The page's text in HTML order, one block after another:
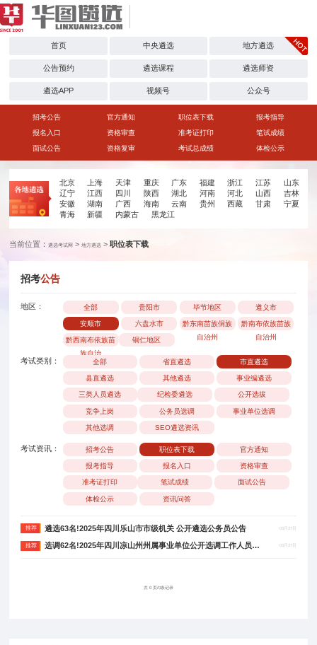
首页 中央遴选 地方遴选
公告预约 遴选课程 遴选师资
遴选APP 视频号 公众号
招考公告 官方通知 职位表下载
报考指导
报名入口
资格审查 准考证打印
笔试成绩
面试公告
资格复审 考试总成绩 体检公示
北京 上海 天津 重庆 广东 福建 浙江 江苏
山东
辽宁
江西 四川 陕西 湖北 河南 河北 山西
吉林
安徽
湖南 广西 海南 云南 贵州 西藏 甘肃
宁夏
青海
新疆 内蒙古 黑龙江
当前位置：遴选考试网 >地方遴选 >职位表下载
招考公告
地区： 全部 贵阳市 毕节地区 遵义市
安顺市 六盘水市
黔东南苗族侗族
自治州
黔南布依族苗族
自治州
黔西南布依族苗
族自治
铜仁地区
考试类别： 全部 省直遴选 市直遴选
县直遴选 其他遴选 事业编遴选
三类人员遴选 纪检委遴选 公开选拔
竞争上岗 公务员选调 事业单位选调
其他选调 SEO遴选资讯
考试资讯： 招考公告 职位表下载 官方通知
报考指导 报名入口 资格审查
准考证打印 笔试成绩 面试公告
体检公示 资讯问答
推荐 遴选63名!2025年四川乐山市市级机关 公开遴选公务员公告 03月27日
推荐 选调62名!2025年四川凉山州州属事业单位公开选调工作人员公告 03月27日
共 0 页/0条记录